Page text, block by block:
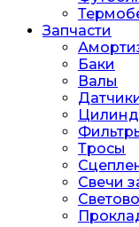
Запчасти
Баки
Валы
Тросы
Свечи